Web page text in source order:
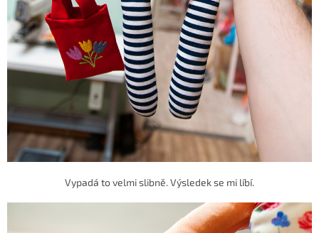
Vypadá to velmi slibně. Výsledek se mi líbí.